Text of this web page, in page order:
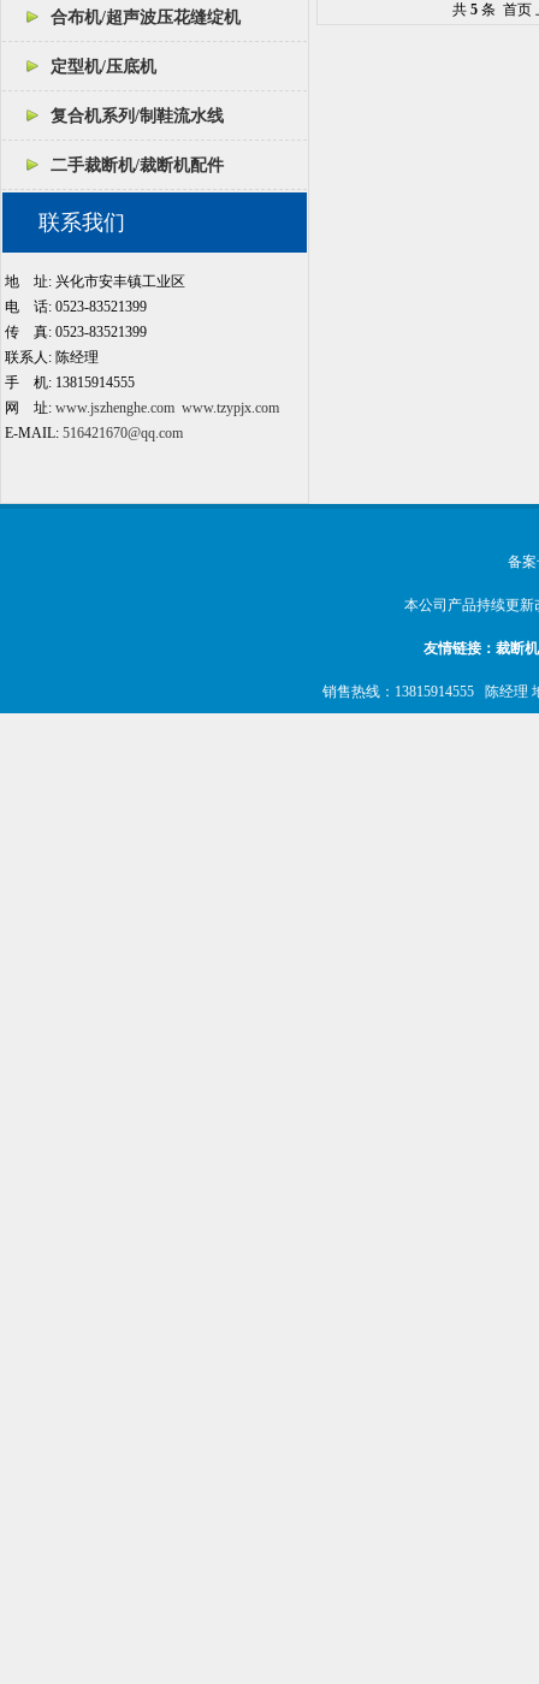
合布机/超声波压花缝绽机
定型机/压底机
复合机系列/制鞋流水线
二手裁断机/裁断机配件
联系我们
地 址: 兴化市安丰镇工业区
电 话: 0523-83521399
传 真: 0523-83521399
联系人: 陈经理
手 机: 13815914555
网 址:www.jszhenghe.com www.tzypjx.com
E-MAIL:516421670@qq.com
共 5 条 首页
备
本公司产品持续更
友情链接： 裁断机
销售热线：13815914555 陈经理